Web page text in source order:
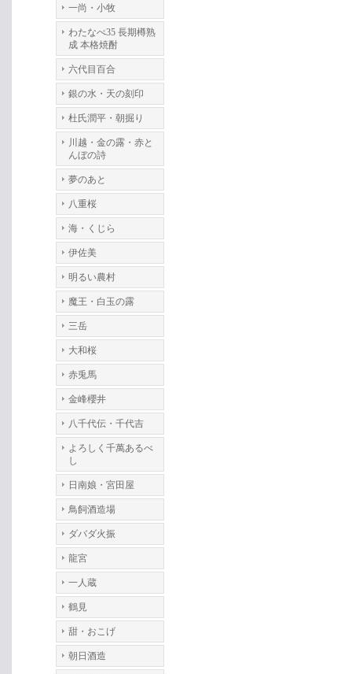
一尚・小牧
わたなべ35 長期樽熟
成 本格焼酎
六代目百合
銀の水・天の刻印
杜氏潤平・朝掘り
川越・金の露・赤と
んぼの詩
夢のあと
八重桜
海・くじら
伊佐美
明るい農村
魔王・白玉の露
三岳
大和桜
赤兎馬
金峰櫻井
八千代伝・千代吉
よろしく千萬あるべ
し
日南娘・宮田屋
鳥飼酒造場
ダバダ火振
龍宮
一人蔵
鶴見
甜・おこげ
朝日酒造